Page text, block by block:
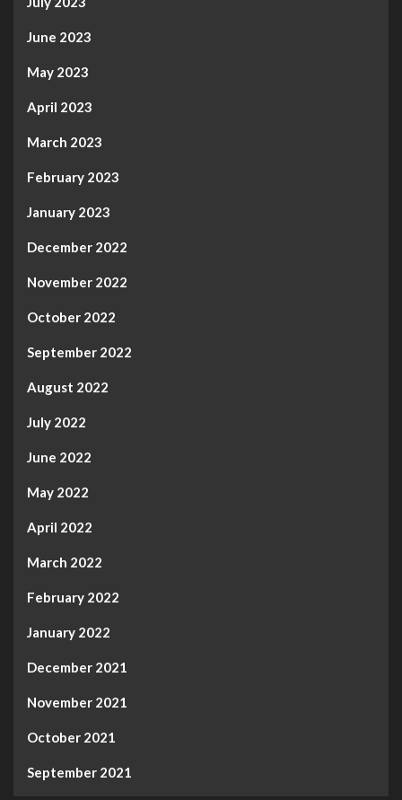
June 2023
May 2023
April 2023
March 2023
February 2023
January 2023
December 2022
November 2022
October 2022
September 2022
August 2022
July 2022
June 2022
May 2022
April 2022
March 2022
February 2022
January 2022
December 2021
November 2021
October 2021
September 2021